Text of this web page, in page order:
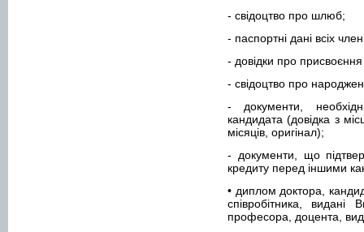
- свідоцтво про шлюб;
- паспортні дані всіх
- довідки про
- свідоцтво про
- документи,
кандидата (довідка з
місяців, оригінал);
- документи, що
кредиту перед іншими
• диплом доктора,
співробітника, видані
професора, доцента,